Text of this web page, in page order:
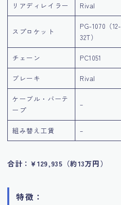
リアディレイラー Rival
スプロケット
PG-1070（12-
32T）
チェーン PC1051
ブレーキ Rival
ケーブル・バーテ
ープ
–
組み替え工賃 –
合計：¥129,935（約13万円）
特徴：